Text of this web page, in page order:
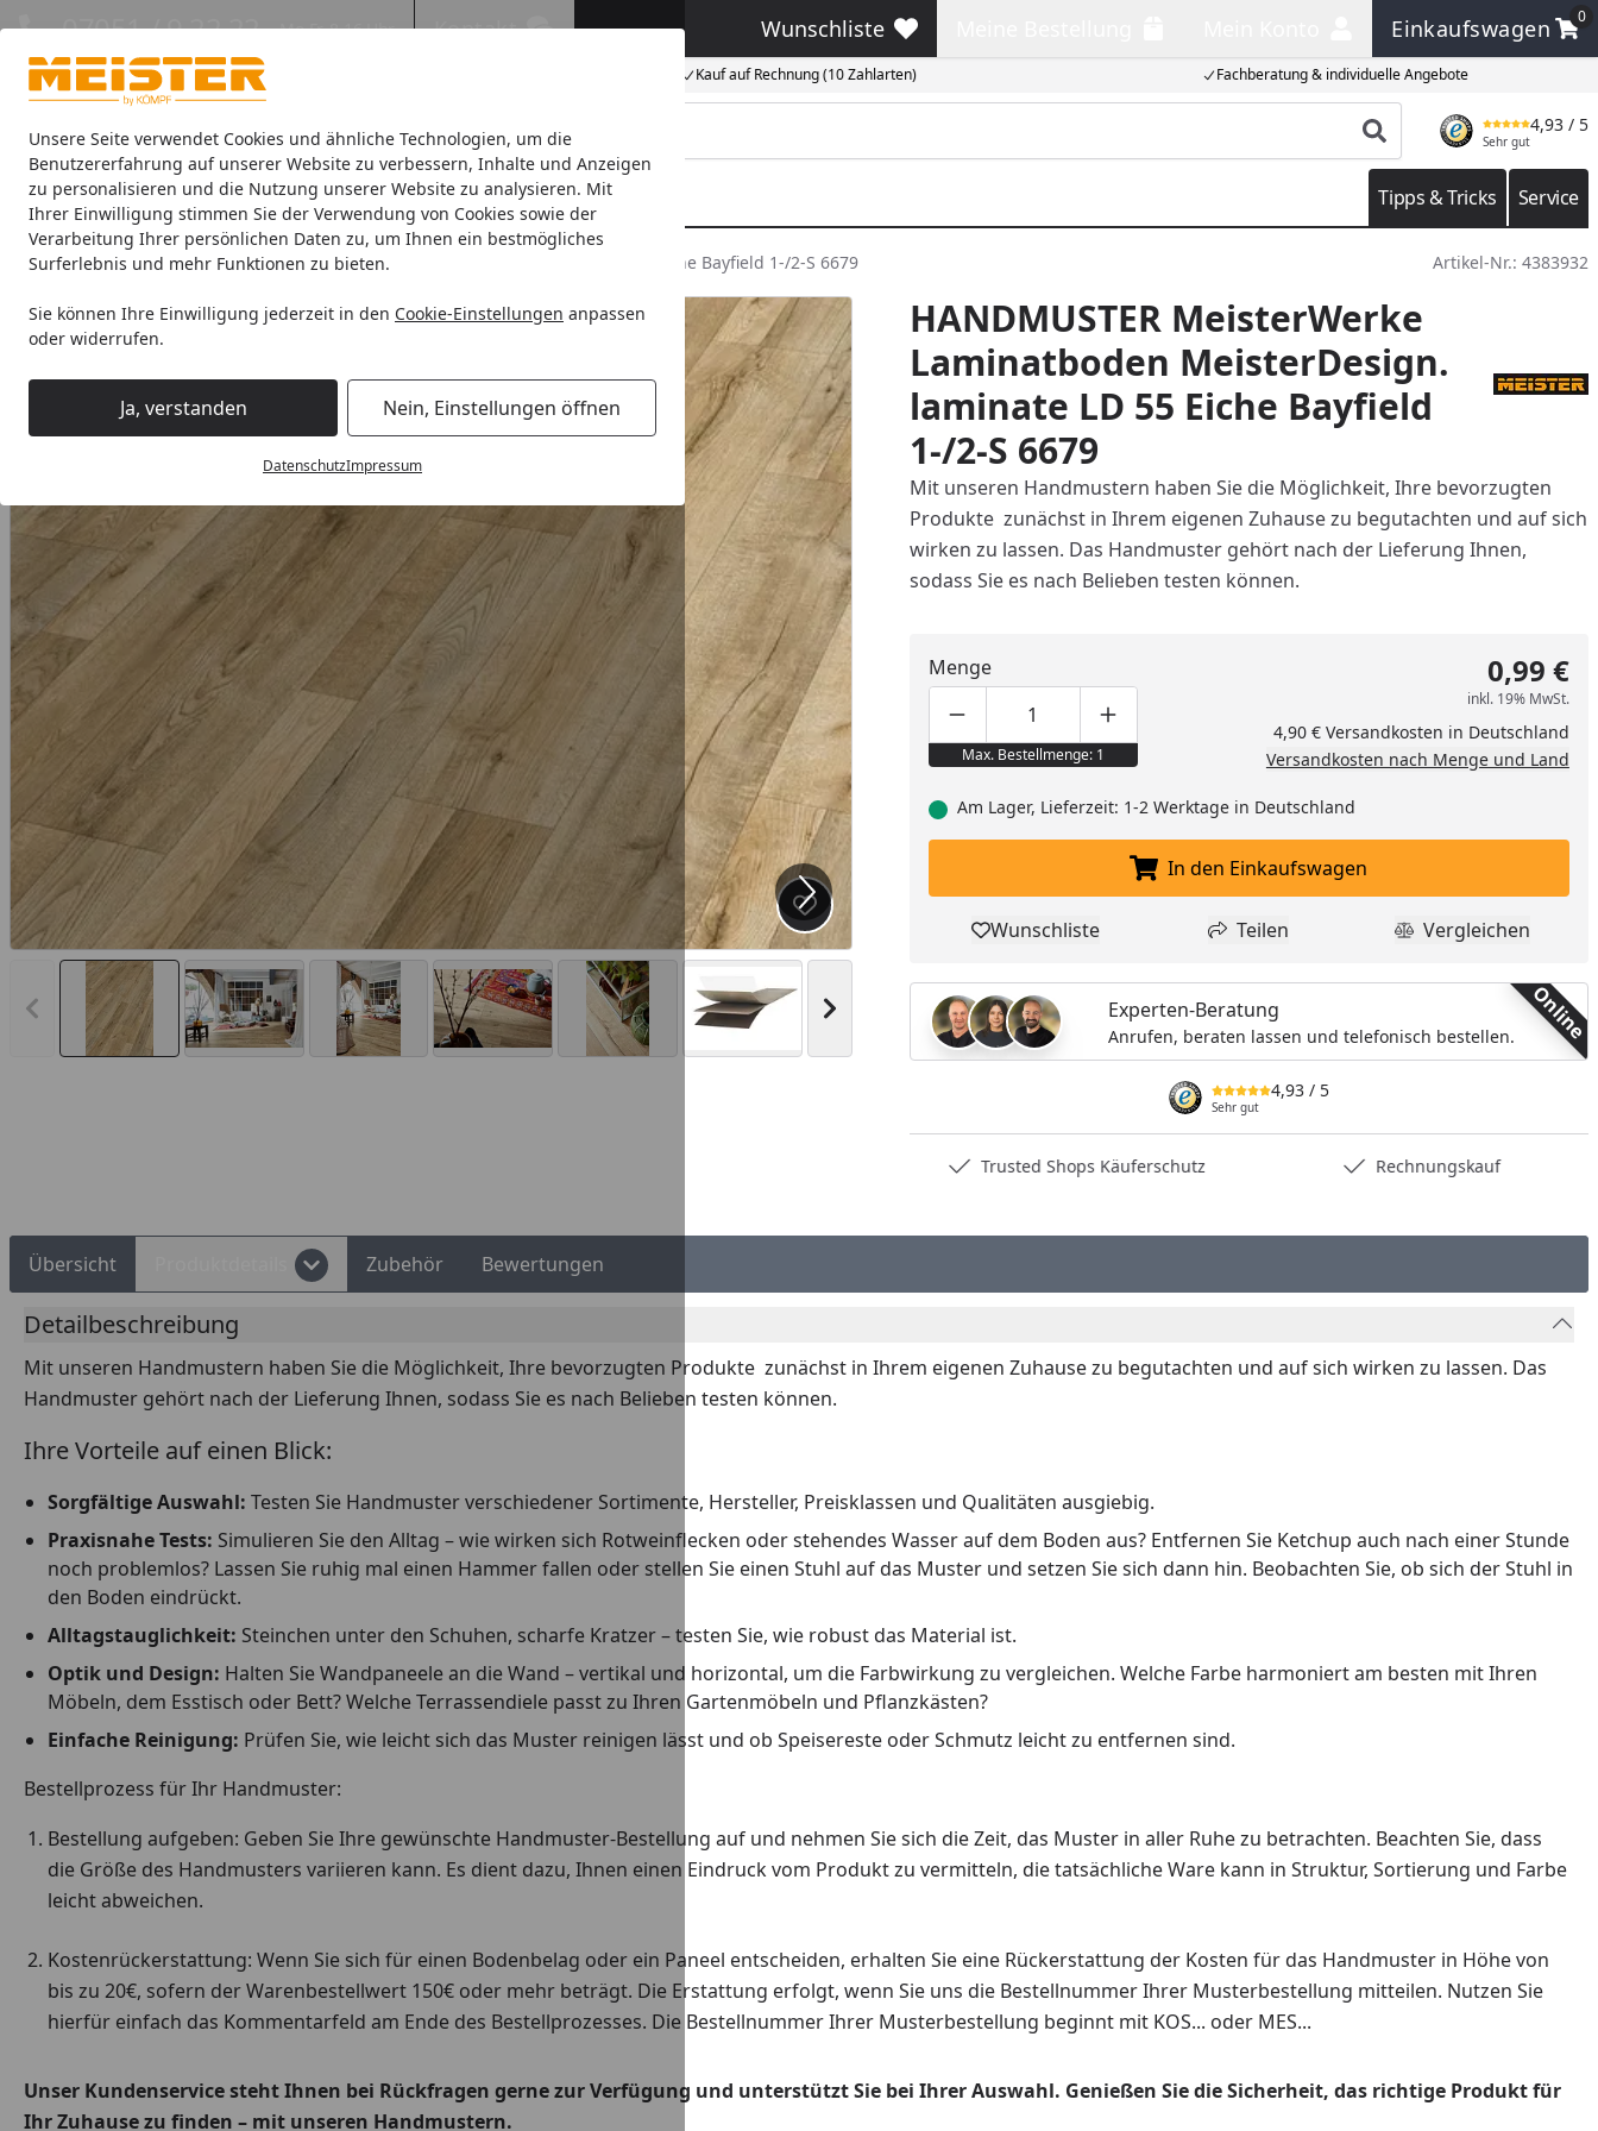
Unsere Seite verwendet Cookies und ähnliche Technologien, um die
Benutzererfahrung auf unserer Website zu verbessern, Inhalte und Anzeigen
zu personalisieren und die Nutzung unserer Website zu analysieren. Mit
Ihrer Einwilligung stimmen Sie der Verwendung von Cookies sowie der
Verarbeitung Ihrer persönlichen Daten zu, um Ihnen ein bestmögliches
Surferlebnis und mehr Funktionen zu bieten.
Sie können Ihre Einwilligung jederzeit in den Cookie-Einstellungen anpassen
oder widerrufen.
Ja, verstanden Nein, Einstellungen öffnen
DatenschutzImpressum
Eigene Montage-Teams Kauf auf Rechnung (10 Zahlarten) Fachberatung & individuelle Angebote
07051 / 9 22 22 Mo-Fr. 8-16 Uhr Kontakt Wunschliste
Wunschliste Einkaufswagen
0
Einkaufswagen
Produkt suchen
4,93 / 5
Sehr gut
Böden Paneele Leisten Zubehör Sale & Aktionswaren Tipps & Tricks Service
HANDMUSTER MeisterWerke Laminatboden MeisterDesign. laminate LD 55 Eiche Bayfield 1-/2-S 6679 Artikel-Nr.: 4383932
Vorheriges Bild anzeigen Nächstes Bild anzeigen
Produkt zur Wunschliste hinzufügen
HANDMUSTER MeisterWerke
Laminatboden MeisterDesign.
laminate LD 55 Eiche Bayfield
1-/2-S 6679
Mit unseren Handmustern haben Sie die Möglichkeit, Ihre bevorzugten
Produkte zunächst in Ihrem eigenen Zuhause zu begutachten und auf sich
wirken zu lassen. Das Handmuster gehört nach der Lieferung Ihnen,
sodass Sie es nach Belieben testen können.
Menge
Produktmenge um eins verringern
Produktmenge manuell eingeben
Produktmenge um eins erhöhen
Max. Bestellmenge: 1
0,99 €
inkl. 19% MwSt.
4,90 € Versandkosten in Deutschland
Versandkosten nach Menge und Land
Am Lager, Lieferzeit: 1-2 Werktage in Deutschland
In den Einkaufswagen legen
In den Einkaufswagen
Produkt zur Wunschliste hinzufügen
Wunschliste Teilen
Teilen Produkt
Vergleichen
Online
Experten-Beratung
Anrufen, beraten lassen und telefonisch bestellen.
4,93 / 5
Sehr gut
Trusted Shops Käuferschutz Rechnungskauf
Übersicht Zubehör Bewertungen
Detailbeschreibung
Mit unseren Handmustern haben Sie die Möglichkeit, Ihre bevorzugten Produkte zunächst in Ihrem eigenen Zuhause zu begutachten und auf sich wirken zu lassen. Das
Handmuster gehört nach der Lieferung Ihnen, sodass Sie es nach Belieben testen können.
Ihre Vorteile auf einen Blick:
Sorgfältige Auswahl: Testen Sie Handmuster verschiedener Sortimente, Hersteller, Preisklassen und Qualitäten ausgiebig.
Praxisnahe Tests: Simulieren Sie den Alltag – wie wirken sich Rotweinflecken oder stehendes Wasser auf dem Boden aus? Entfernen Sie Ketchup auch nach einer Stunde
noch problemlos? Lassen Sie ruhig mal einen Hammer fallen oder stellen Sie einen Stuhl auf das Muster und setzen Sie sich dann hin. Beobachten Sie, ob sich der Stuhl in
den Boden eindrückt.
Alltagstauglichkeit: Steinchen unter den Schuhen, scharfe Kratzer – testen Sie, wie robust das Material ist.
Optik und Design: Halten Sie Wandpaneele an die Wand – vertikal und horizontal, um die Farbwirkung zu vergleichen. Welche Farbe harmoniert am besten mit Ihren
Möbeln, dem Esstisch oder Bett? Welche Terrassendiele passt zu Ihren Gartenmöbeln und Pflanzkästen?
Einfache Reinigung: Prüfen Sie, wie leicht sich das Muster reinigen lässt und ob Speisereste oder Schmutz leicht zu entfernen sind.
Bestellprozess für Ihr Handmuster:
Bestellung aufgeben: Geben Sie Ihre gewünschte Handmuster-Bestellung auf und nehmen Sie sich die Zeit, das Muster in aller Ruhe zu betrachten. Beachten Sie, dass
die Größe des Handmusters variieren kann. Es dient dazu, Ihnen einen Eindruck vom Produkt zu vermitteln, die tatsächliche Ware kann in Struktur, Sortierung und Farbe
leicht abweichen.
Kostenrückerstattung: Wenn Sie sich für einen Bodenbelag oder ein Paneel entscheiden, erhalten Sie eine Rückerstattung der Kosten für das Handmuster in Höhe von
bis zu 20€, sofern der Warenbestellwert 150€ oder mehr beträgt. Die Erstattung erfolgt, wenn Sie uns die Bestellnummer Ihrer Musterbestellung mitteilen. Nutzen Sie
hierfür einfach das Kommentarfeld am Ende des Bestellprozesses. Die Bestellnummer Ihrer Musterbestellung beginnt mit KOS... oder MES...
Unser Kundenservice steht Ihnen bei Rückfragen gerne zur Verfügung und unterstützt Sie bei Ihrer Auswahl. Genießen Sie die Sicherheit, das richtige Produkt für
Ihr Zuhause zu finden – mit unseren Handmustern.